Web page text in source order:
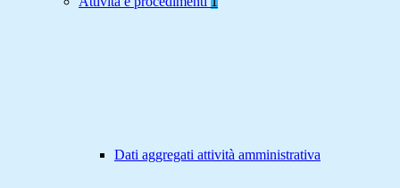
Dati aggregati attività amministrativa